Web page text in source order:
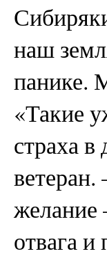
наш
панике.
«Такие
страха
желание
отвага